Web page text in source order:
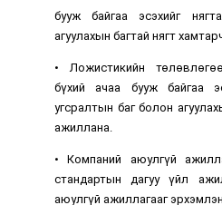
бууж байгаа эсэхийг
агуулахын багтай нягт
• Ложистикийн
бүхий ачаа бууж байгаа
угсралтын баг болон
ажиллана.
• Компаний аюулгүй
стандартын дагуу үйл
аюулгүй ажиллагааг